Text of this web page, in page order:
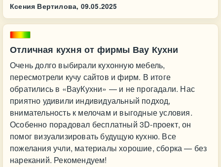
Ксения Вертилова, 09.05.2025
Отличная кухня от фирмы Вау Кухни
Очень долго выбирали кухонную мебель,
пересмотрели кучу сайтов и фирм. В итоге
обратились в «ВауКухни» — и не прогадали. Нас
приятно удивили индивидуальный подход,
внимательность к мелочам и выгодные условия.
Особенно порадовал бесплатный 3D-проект, он
помог визуализировать будущую кухню. Все
пожелания учли, материалы хорошие, сборка — без
нареканий. Рекомендуем!